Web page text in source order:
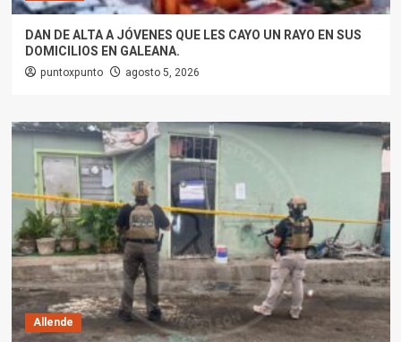
DAN DE ALTA A JÓVENES QUE LES CAYO UN RAYO EN SUS
DOMICILIOS EN GALEANA.
puntoxpunto agosto 5, 2026
Allende